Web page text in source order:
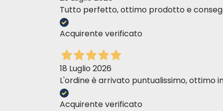
Tutto perfetto, ottimo prodotto e
Acquirente verificato
18 Luglio 2026
L'ordine è arrivato puntualissimo, ottimo
Acquirente verificato